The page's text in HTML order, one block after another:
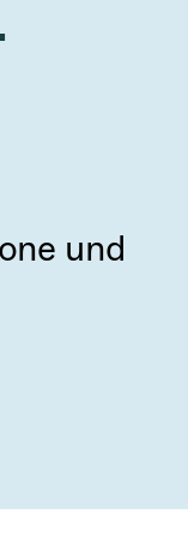
to Art. 53
und